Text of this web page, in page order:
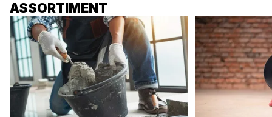
ASSORTIMENT